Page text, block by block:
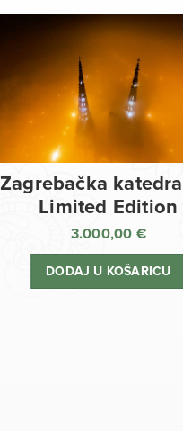
Zagrebačka
Limited Edition
3.000,00 €
DODAJ U KOŠARICU